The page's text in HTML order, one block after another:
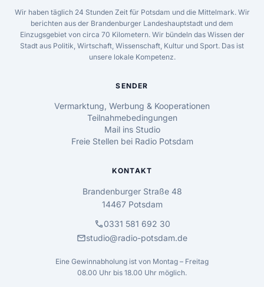
Wir haben täglich 24 Stunden Zeit für Potsdam und die Mittelmark. Wir
berichten aus der Brandenburger Landeshauptstadt und dem
Einzugsgebiet von circa 70 Kilometern. Wir bündeln das Wissen der
Stadt aus Politik, Wirtschaft, Wissenschaft, Kultur und Sport. Das ist
unsere lokale Kompetenz.
SENDER
Vermarktung, Werbung & Kooperationen
Teilnahmebedingungen
Mail ins Studio
Freie Stellen bei Radio Potsdam
KONTAKT
Brandenburger Straße 48
14467 Potsdam
call0331 581 692 30
mailstudio@radio-potsdam.de
Eine Gewinnabholung ist von Montag – Freitag
08.00 Uhr bis 18.00 Uhr möglich.